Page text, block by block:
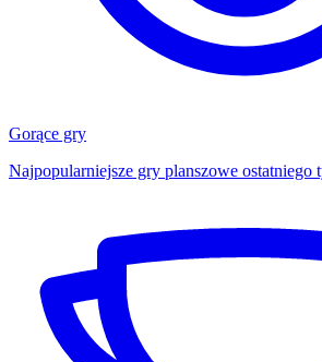
Gorące gry
Najpopularniejsze gry planszowe ostatniego